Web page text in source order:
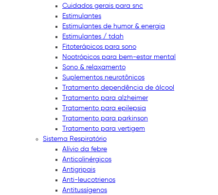
Cuidados gerais para snc
Estimulantes
Estimulantes de humor & energia
Estimulantes / tdah
Fitoterápicos para sono
Nootrópicos para bem-estar mental
Sono & relaxamento
Suplementos neurotônicos
Tratamento dependência de álcool
Tratamento para alzheimer
Tratamento para epilepsia
Tratamento para parkinson
Tratamento para vertigem
Sistema Respiratório
Alívio da febre
Anticolinérgicos
Antigripais
Anti-leucotrienos
Antitussígenos